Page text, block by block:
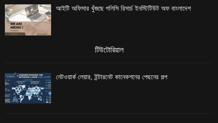
আইটি অফিসার খুঁজছে পলিসি রিসার্চ ইনস্টিটিউট অফ বাংলাদেশ
টিউটোরিয়াল
নেটওয়ার্ক লেয়ার, ইন্টারনেট কানেকশনের পেছনের গল্প